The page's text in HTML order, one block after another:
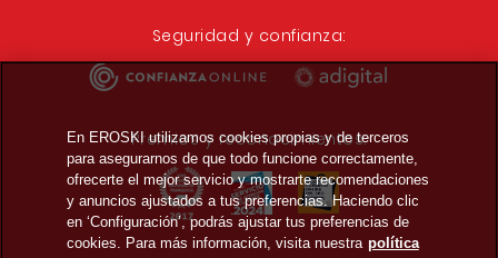
Seguridad y confianza:
Premios y reconocimientos:
En EROSKI utilizamos cookies propias y de terceros
para asegurarnos de que todo funcione correctamente,
ofrecerte el mejor servicio y mostrarte recomendaciones
y anuncios ajustados a tus preferencias. Haciendo clic
en ‘Configuración’, podrás ajustar tus preferencias de
cookies. Para más información, visita nuestra política